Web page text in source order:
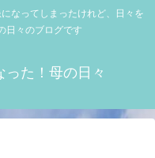
なってしまったけれど、日々を
日々のブログです
た！母の日々